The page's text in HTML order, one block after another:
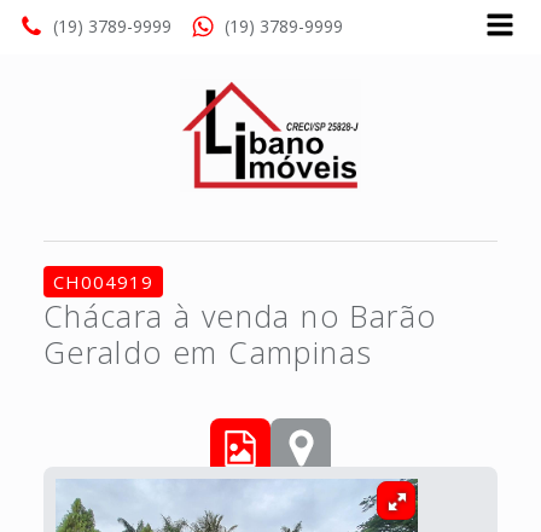
(19) 3789-9999 (19) 3789-9999
CH004919
Chácara à venda no Barão
Geraldo em Campinas